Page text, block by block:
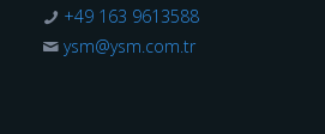
+49 163 9613588
ysm@ysm.com.tr